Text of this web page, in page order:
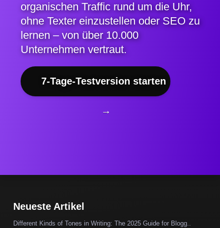
organischen Traffic rund um die Uhr,
ohne Texter einzustellen oder SEO zu
lernen – von über 10.000
Unternehmen vertraut.
7-Tage-Testversion starten
→
Neueste Artikel
Different Kinds of Tones in Writing: The 2025 Guide for Blogg..